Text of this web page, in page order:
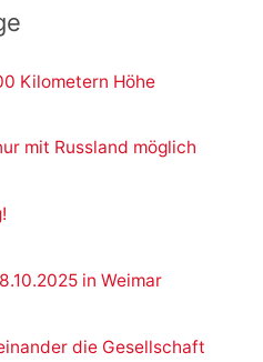
Kilometern Höhe
mit Russland möglich
in Weimar
die Gesellschaft